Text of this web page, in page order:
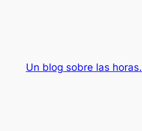
Un blog sobre las horas.